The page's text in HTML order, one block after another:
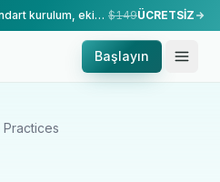
Sizin için yapılmış kurulum — standart kurulum, ekibimiz tarafından yapılır. $149ÜCRETSİZ
Başlayın
Practices